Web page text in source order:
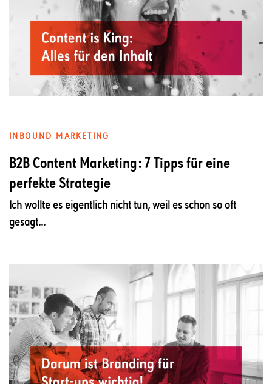
INBOUND MARKETING
B2B Content Marketing: 7 Tipps für eine
perfekte Strategie
Ich wollte es eigentlich nicht tun, weil es schon so oft
gesagt...